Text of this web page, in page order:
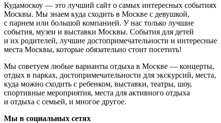
Кудамоскоу — это лучший сайт о самых интересных событиях
Москвы. Мы знаем куда сходить в Москве с девушкой,
с парнем или большой компанией. У нас только лучшие
события, музеи и выставки Москвы. События для детей
и их родителей, лучшие достопримечательности и интересные
места Москвы, которые обязательно стоит посетить!
Мы советуем любые варианты отдыха в Москве — концерты,
отдых в парках, достопримечательности для экскурсий, места,
куда можно сходить с ребенком, выставки, театры, шоу,
спортивные мероприятия, места для активного отдыха
и отдыха с семьей, и многое другое.
Мы в социальных сетях